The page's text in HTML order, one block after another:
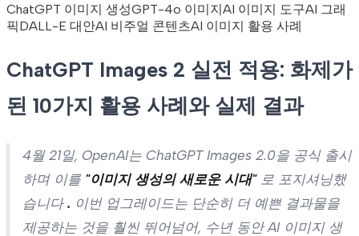
ChatGPT 이미지 생성GPT-4o 이미지AI 이미지 도구AI 그래
픽DALL-E 대안AI 비주얼 콘텐츠AI 이미지 활용 사례
ChatGPT Images 2 실전 적용: 화제가
된 10가지 활용 사례와 실제 결과
4월 21일, OpenAI는 ChatGPT Images 2.0을 공식 출시
하며 이를 "이미지 생성의 새로운 시대"로 포지셔닝했
습니다 . 이번 업그레이드는 단순히 더 예쁜 결과물을
제공하는 것을 훨씬 뛰어넘어, 수년 동안 AI 이미지 생